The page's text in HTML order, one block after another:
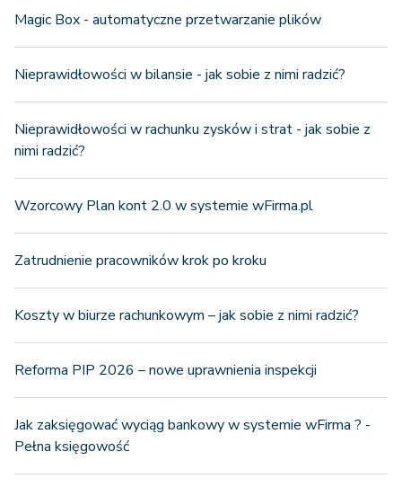
Magic Box - automatyczne przetwarzanie plików
Nieprawidłowości w bilansie - jak sobie z nimi radzić?
Nieprawidłowości w rachunku zysków i strat - jak sobie z
nimi radzić?
Wzorcowy Plan kont 2.0 w systemie wFirma.pl
Zatrudnienie pracowników krok po kroku
Koszty w biurze rachunkowym – jak sobie z nimi radzić?
Reforma PIP 2026 – nowe uprawnienia inspekcji
Jak zaksięgować wyciąg bankowy w systemie wFirma ? -
Pełna księgowość